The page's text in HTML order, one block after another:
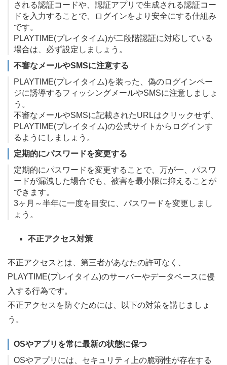
される認証コードや、認証アプリで生成される認証コー
ドを入力することで、ログインをより安全にする仕組み
です。
PLAYTIME(プレイタイム)が二段階認証に対応している
場合は、必ず設定しましょう。
不審なメールやSMSに注意する
PLAYTIME(プレイタイム)を装った、偽のログインペー
ジに誘導するフィッシングメールやSMSに注意しましょ
う。
不審なメールやSMSに記載されたURLはクリックせず、
PLAYTIME(プレイタイム)の公式サイトからログインす
るようにしましょう。
定期的にパスワードを変更する
定期的にパスワードを変更することで、万が一、パスワ
ードが漏洩した場合でも、被害を最小限に抑えることが
できます。
3ヶ月～半年に一度を目安に、パスワードを変更しまし
ょう。
不正アクセス対策
不正アクセスとは、第三者があなたの許可なく、
PLAYTIME(プレイタイム)のサーバーやデータベースに侵
入する行為です。
不正アクセスを防ぐためには、以下の対策を講じましょ
う。
OSやアプリを常に最新の状態に保つ
OSやアプリには、セキュリティ上の脆弱性が存在する